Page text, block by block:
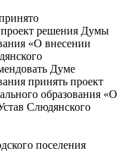
проект решения Думы
«О внесении
Думе
принять проект
образования «О
Слюдянского
поселения